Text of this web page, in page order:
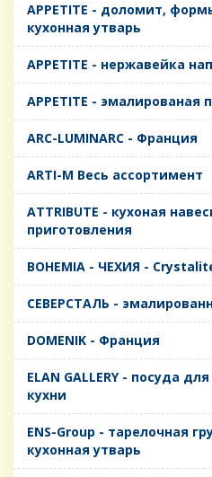
APPETITE - доломит,
кухонная утварь
APPETITE - нержавейка
APPETITE - эмалированая
ARC-LUMINARC - Франция
ARTI-M Весь ассортимент
ATTRIBUTE - кухоная
приготовления
BOHEMIA - ЧЕХИЯ -
CЕВЕРСТАЛЬ -
DOMENIK - Франция
ELAN GALLERY - посуда
кухни
ENS-Group - тарелочная
кухонная утварь